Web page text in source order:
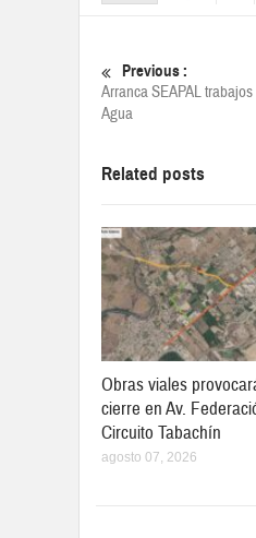
Previous :
Arranca SEAPAL
Agua
Related posts
Obras viales
cierre en Av.
Circuito Tabachín
agosto 07, 2026